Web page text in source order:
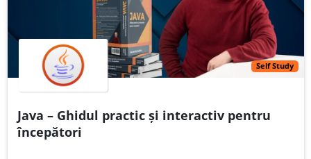
Self Study
Java – Ghidul practic și interactiv pentru
începători